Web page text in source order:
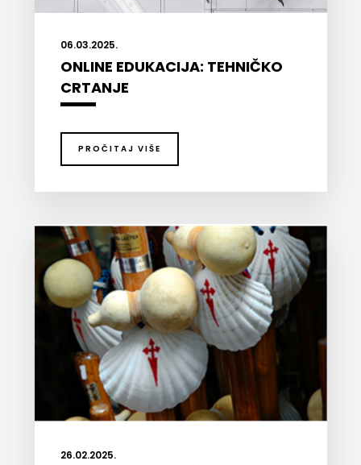
06.03.2025.
ONLINE EDUKACIJA: TEHNIČKO
CRTANJE
PROČITAJ VIŠE
26.02.2025.